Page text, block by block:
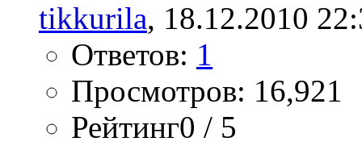
tikkurila, 18.12.2010
Ответов: 1
Просмотров: 16,921
Рейтинг0 / 5